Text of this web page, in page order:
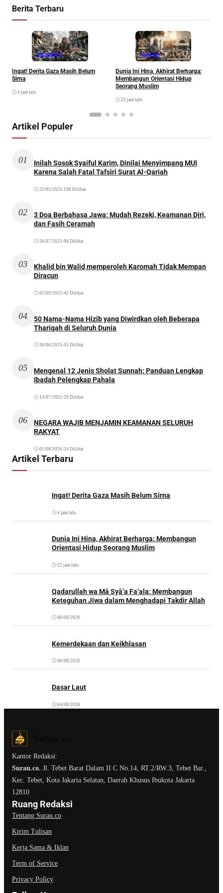
Berita Terbaru
Internasional
Ingat! Derita Gaza Masih Belum
Sirna
4 jam lalu
Khazanah
Dunia Ini Hina, Akhirat Berharga:
Membangun Orientasi Hidup
Seorang Muslim
22 jam lalu
Artikel Populer
01
Inilah Sosok Syaiful Karim, Dinilai Menyimpang MUI
Karena Salah Fatal Tafsiri Surat Al-Qariah
22/05/2025 •196 Dilihat
02
3 Doa Berbahasa Jawa: Mudah Rezeki, Keamanan Diri,
dan Fasih Ceramah
26/07/2025 •98 Dilihat
03
Khalid bin Walid memperoleh Karomah Tidak Mempan
Diracun
02/09/2021 •42 Dilihat
04
50 Nama-Nama Hizib yang Diwirdkan oleh Beberapa
Thariqah di Seluruh Dunia
30/06/2025 •35 Dilihat
05
Mengenal 12 Jenis Sholat Sunnah: Panduan Lengkap
Ibadah Pelengkap Pahala
13/07/2025 •29 Dilihat
06
NEGARA WAJIB MENJAMIN KEAMANAN SELURUH
RAKYAT
01/08/2026•24 Dilihat
Artikel Terbaru
Ingat! Derita Gaza Masih Belum Sirna
4 jam lalu
Dunia Ini Hina, Akhirat Berharga: Membangun
Orientasi Hidup Seorang Muslim
22 jam lalu
Qadarullah wa Mā Syā’a Fa’ala: Membangun
Keteguhan Jiwa dalam Menghadapi Takdir Allah
06/08/2026
Kemerdekaan dan Keikhlasan
06/08/2026
Dasar Laut
04/08/2026
Kantor Redaksi:
Surau.co. Jl. Tebet Barat Dalam II C No.14, RT.2/RW.3, Tebet Bar.,
Kec. Tebet, Kota Jakarta Selatan, Daerah Khusus Ibukota Jakarta
12810
Ruang Redaksi
Tentang Surau.co
Kirim Tulisan
Kerja Sama & Iklan
Term of Service
Privacy Policy